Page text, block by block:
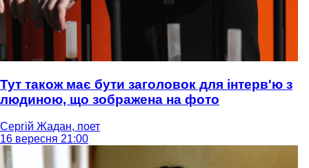
Тут також має бути заголовок для інтерв'ю з
людиною, що зображена на фото
Сергій Жадан, поет
16 вересня 21:00